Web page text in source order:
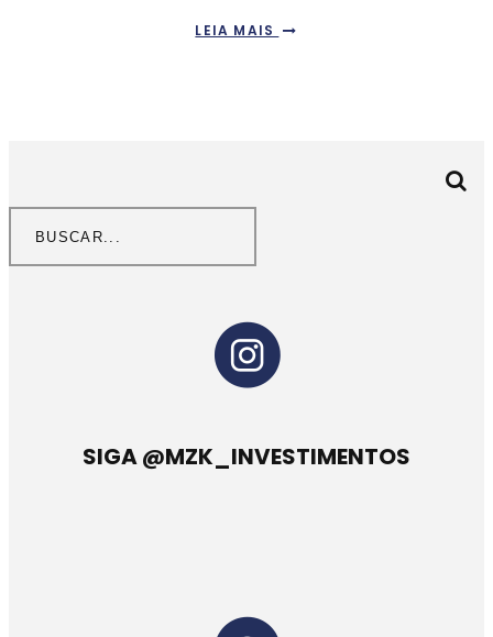
LEIA MAIS
SIGA @MZK_INVESTIMENTOS